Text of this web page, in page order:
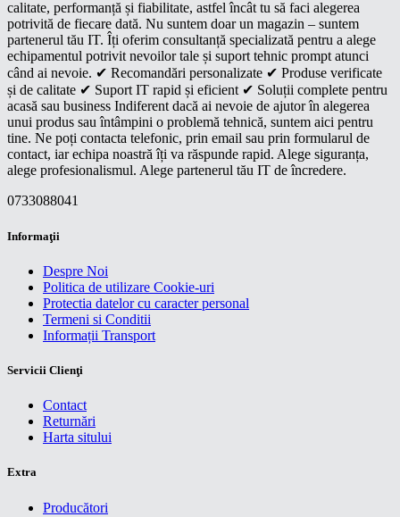
calitate, performanță și fiabilitate, astfel încât tu să faci alegerea
potrivită de fiecare dată. Nu suntem doar un magazin – suntem
partenerul tău IT. Îți oferim consultanță specializată pentru a alege
echipamentul potrivit nevoilor tale și suport tehnic prompt atunci
când ai nevoie. ✔ Recomandări personalizate ✔ Produse verificate
și de calitate ✔ Suport IT rapid și eficient ✔ Soluții complete pentru
acasă sau business Indiferent dacă ai nevoie de ajutor în alegerea
unui produs sau întâmpini o problemă tehnică, suntem aici pentru
tine. Ne poți contacta telefonic, prin email sau prin formularul de
contact, iar echipa noastră îți va răspunde rapid. Alege siguranța,
alege profesionalismul. Alege partenerul tău IT de încredere.
0733088041
Informaţii
Despre Noi
Politica de utilizare Cookie-uri
Protectia datelor cu caracter personal
Termeni si Conditii
Informații Transport
Servicii Clienţi
Contact
Returnări
Harta sitului
Extra
Producători